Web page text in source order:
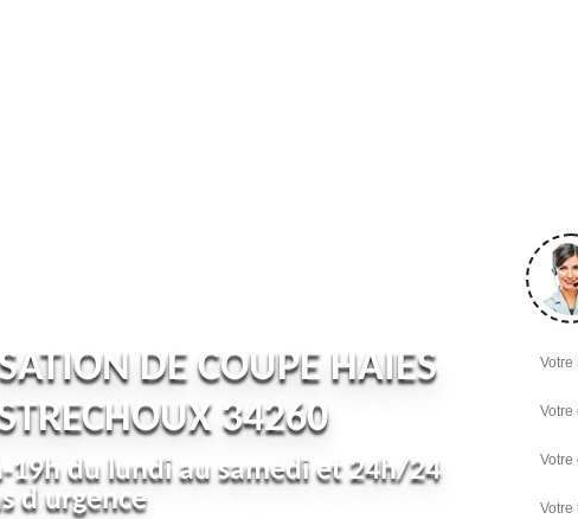
DE COUPE HAIES
34260
19h du lundi au samedi et 24h/24
d urgence